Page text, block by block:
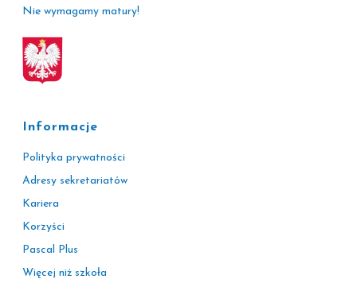
Nie wymagamy matury!
Informacje
Polityka prywatności
Adresy sekretariatów
Kariera
Korzyści
Pascal Plus
Więcej niż szkoła